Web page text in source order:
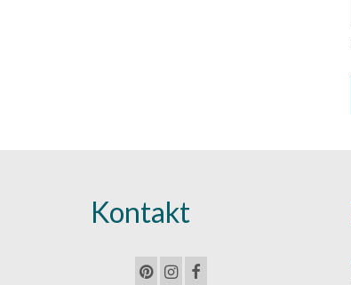
Kontakt